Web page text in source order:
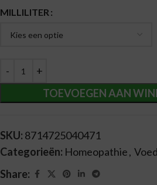
MILLILITER
TOEVOEGEN AAN
Alternative:
SKU: 8714725040471
Categorieën: Homeopathie,
Share: